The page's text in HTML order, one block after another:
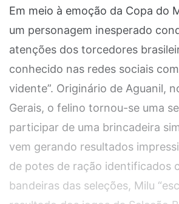
Em meio à emoção da Copa do
um personagem inesperado
atenções dos torcedores
conhecido nas redes sociais
vidente”. Originário de Aguanil,
Gerais, o felino tornou-se uma
participar de uma brincadeira
vem gerando resultados
de potes de ração identificados
bandeiras das seleções, Milu